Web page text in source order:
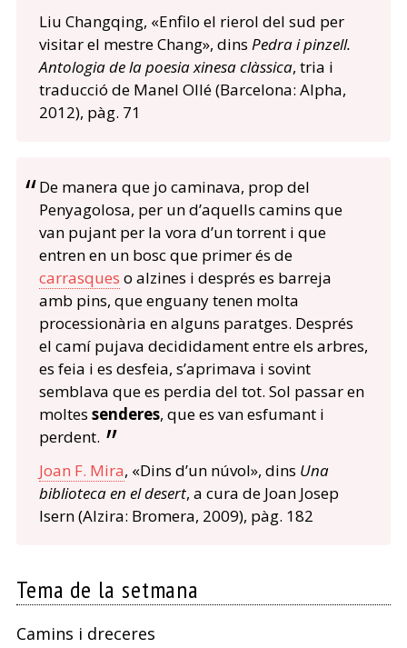
Liu Changqing, «Enfilo el rierol del sud per
visitar el mestre Chang», dins Pedra i pinzell.
Antologia de la poesia xinesa clàssica, tria i
traducció de Manel Ollé (Barcelona: Alpha,
2012), pàg. 71
De manera que jo caminava, prop del
Penyagolosa, per un d’aquells camins que
van pujant per la vora d’un torrent i que
entren en un bosc que primer és de
carrasques o alzines i després es barreja
amb pins, que enguany tenen molta
processionària en alguns paratges. Després
el camí pujava decididament entre els arbres,
es feia i es desfeia, s’aprimava i sovint
semblava que es perdia del tot. Sol passar en
moltes senderes, que es van esfumant i
perdent.
Joan F. Mira, «Dins d’un núvol», dins Una
biblioteca en el desert, a cura de Joan Josep
Isern (Alzira: Bromera, 2009), pàg. 182
Tema de la setmana
Camins i dreceres